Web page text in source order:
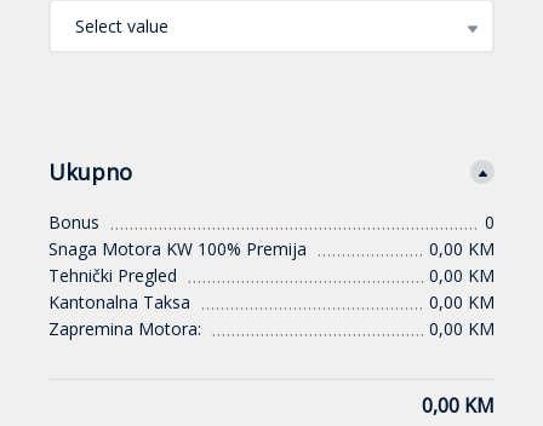
Select value
Ukupno
Bonus
0
Snaga Motora KW 100% Premija
0,00 KM
Tehnički Pregled
0,00 KM
Kantonalna Taksa
0,00 KM
Zapremina Motora:
0,00 KM
0,00 KM